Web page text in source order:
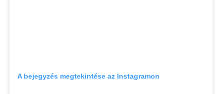
A bejegyzés megtekintése az Instagramon